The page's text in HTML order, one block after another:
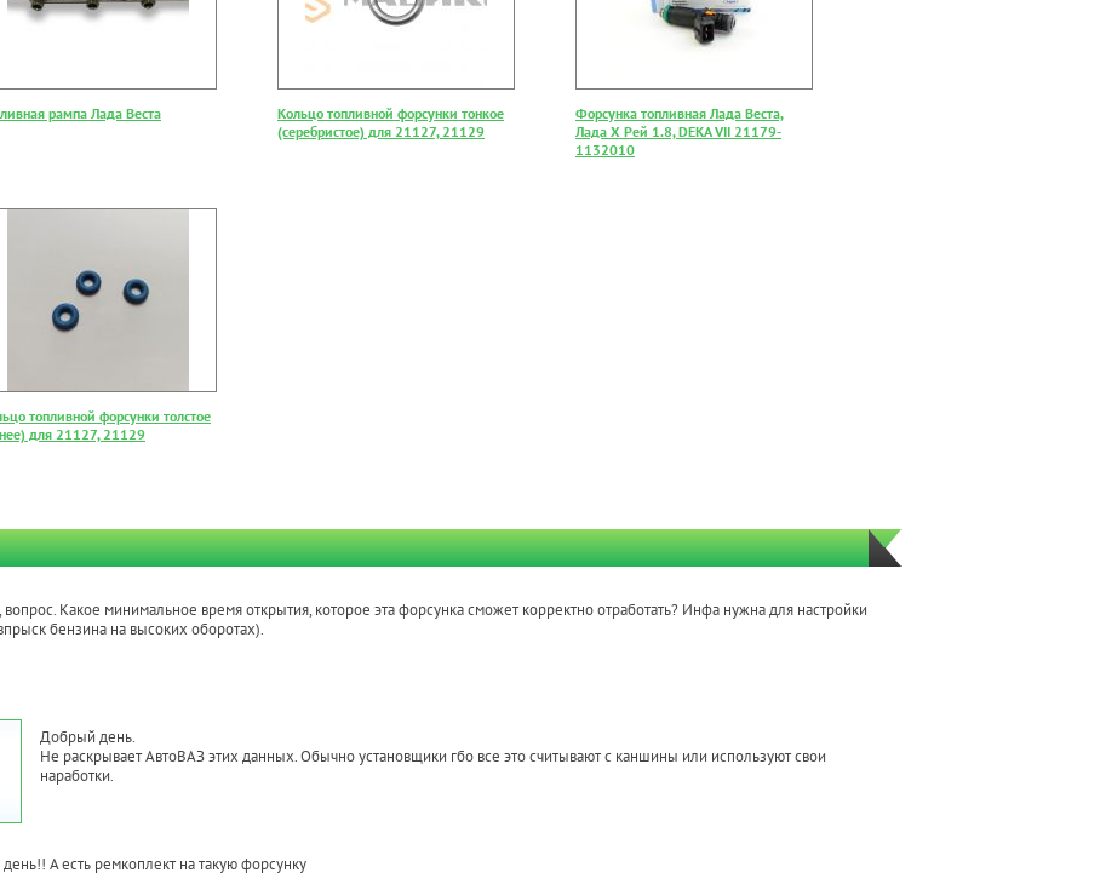
рампа Лада Веста
Кольцо топливной форсунки тонкое
(серебристое) для 21127, 21129
Форсунка топливная Лада Веста,
Лада Х Рей 1.8, DEKA VII 21179-
1132010
топливной форсунки толстое
для 21127, 21129
вопрос. Какое минимальное время открытия, которое эта форсунка сможет корректно отработать? Инфа нужна для настройки
бензина на высоких оборотах).
Добрый день.
Не раскрывает АвтоВАЗ этих данных. Обычно установщики гбо все это считывают с каншины или используют свои
наработки.
А есть ремкоплект на такую форсунку